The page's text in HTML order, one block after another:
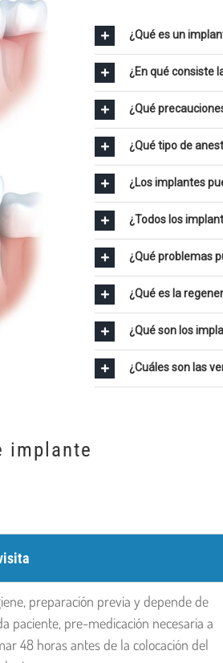
¿Qué es un
¿En qué consiste
¿Qué
¿Qué tipo de
¿Los implantes
¿Todos los
¿Qué problemas
¿Qué es la
¿Qué son los
¿Cuáles son las
implante
preparación previa y depende de
paciente, pre-medicación necesaria a
48 horas antes de la colocación del